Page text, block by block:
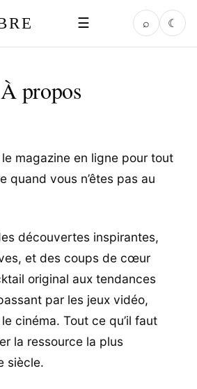
☰ ⌕ ☾
À propos
magazine en ligne pour tout
quand vous n’êtes pas au
découvertes inspirantes,
et des coups de cœur
original aux tendances
par les jeux vidéo,
cinéma. Tout ce qu’il faut
la ressource la plus
siècle.